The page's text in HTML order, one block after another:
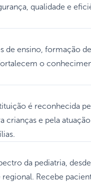
qualidade e
de ensino, formação
o
é reconhecida
crianças e pela
da pediatria,
Recebe